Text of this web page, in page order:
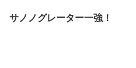
サノノグレーター一強！